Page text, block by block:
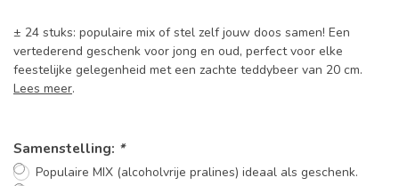
± 24 stuks: populaire mix of stel zelf jouw doos samen! Een
vertederend geschenk voor jong en oud, perfect voor elke
feestelijke gelegenheid met een zachte teddybeer van 20 cm.
Lees meer.
Samenstelling: *
Populaire MIX (alcoholvrije pralines) ideaal als geschenk.